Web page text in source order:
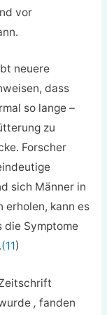
vor
neuere
dass
so lange –
zu
Forscher
sich Männer in
erholen, kann es
die Symptome
(11)
, fanden